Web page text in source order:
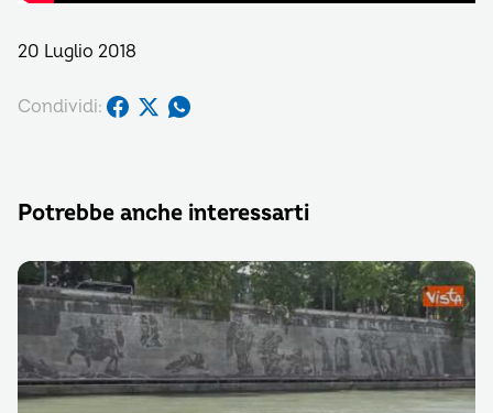
20 Luglio 2018
Condividi:
Potrebbe anche interessarti